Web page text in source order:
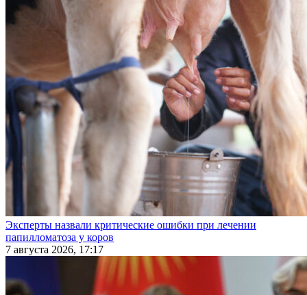
Эксперты назвали критические ошибки при лечении
папилломатоза у коров
7 августа 2026, 17:17